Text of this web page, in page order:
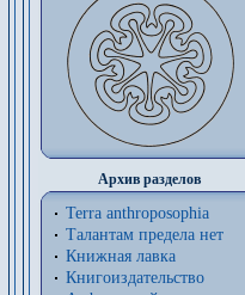
Архив разделов
Terra anthroposophia
Талантам предела нет
Книжная лавка
Книгоиздательство